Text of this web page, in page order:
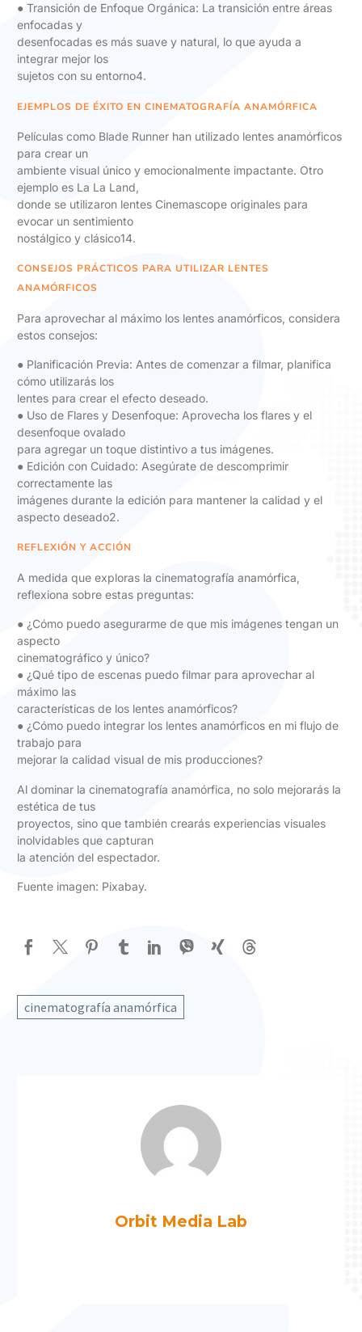
● Transición de Enfoque Orgánica: La transición entre áreas
enfocadas y
desenfocadas es más suave y natural, lo que ayuda a
integrar mejor los
sujetos con su entorno4.
EJEMPLOS DE ÉXITO EN CINEMATOGRAFÍA ANAMÓRFICA
Películas como Blade Runner han utilizado lentes anamórficos
para crear un
ambiente visual único y emocionalmente impactante. Otro
ejemplo es La La Land,
donde se utilizaron lentes Cinemascope originales para
evocar un sentimiento
nostálgico y clásico14.
CONSEJOS PRÁCTICOS PARA UTILIZAR LENTES
ANAMÓRFICOS
Para aprovechar al máximo los lentes anamórficos, considera
estos consejos:
● Planificación Previa: Antes de comenzar a filmar, planifica
cómo utilizarás los
lentes para crear el efecto deseado.
● Uso de Flares y Desenfoque: Aprovecha los flares y el
desenfoque ovalado
para agregar un toque distintivo a tus imágenes.
● Edición con Cuidado: Asegúrate de descomprimir
correctamente las
imágenes durante la edición para mantener la calidad y el
aspecto deseado2.
REFLEXIÓN Y ACCIÓN
A medida que exploras la cinematografía anamórfica,
reflexiona sobre estas preguntas:
● ¿Cómo puedo asegurarme de que mis imágenes tengan un
aspecto
cinematográfico y único?
● ¿Qué tipo de escenas puedo filmar para aprovechar al
máximo las
características de los lentes anamórficos?
● ¿Cómo puedo integrar los lentes anamórficos en mi flujo de
trabajo para
mejorar la calidad visual de mis producciones?
Al dominar la cinematografía anamórfica, no solo mejorarás la
estética de tus
proyectos, sino que también crearás experiencias visuales
inolvidables que capturan
la atención del espectador.
Fuente imagen: Pixabay.
cinematografía anamórfica
Orbit Media Lab